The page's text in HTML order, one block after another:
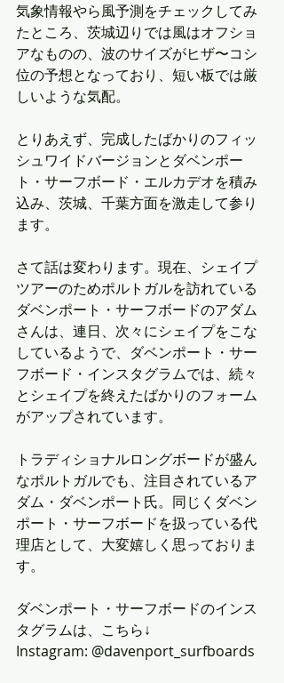
気象情報やら風予測をチェックしてみ
たところ、茨城辺りでは風はオフショ
アなものの、波のサイズがヒザ〜コシ
位の予想となっており、短い板では厳
しいような気配。
とりあえず、完成したばかりのフィッ
シュワイドバージョンとダベンポー
ト・サーフボード・エルカデオを積み
込み、茨城、千葉方面を激走して参り
ます。
さて話は変わります。現在、シェイプ
ツアーのためポルトガルを訪れている
ダベンポート・サーフボードのアダム
さんは、連日、次々にシェイプをこな
しているようで、ダベンポート・サー
フボード・インスタグラムでは、続々
とシェイプを終えたばかりのフォーム
がアップされています。
トラディショナルロングボードが盛ん
なポルトガルでも、注目されているア
ダム・ダベンポート氏。同じくダベン
ポート・サーフボードを扱っている代
理店として、大変嬉しく思っておりま
す。
ダベンポート・サーフボードのインス
タグラムは、こちら↓
Instagram: @davenport_surfboards